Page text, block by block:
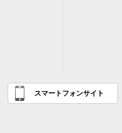
スマートフォンサイト